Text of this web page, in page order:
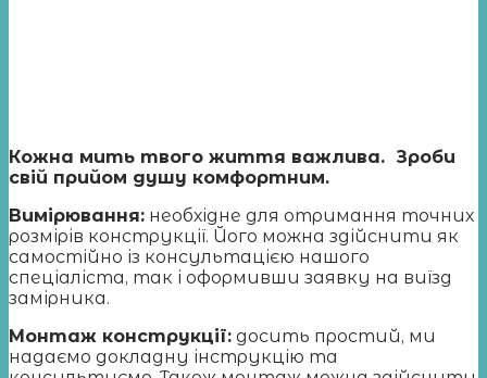
Кожна мить твого життя важлива. Зроби
свій прийом душу комфортним.
Вимірювання: необхідне для отримання точних
розмірів конструкції. Його можна здійснити як
самостійно із консультацією нашого
спеціаліста, так і оформивши заявку на виїзд
замірника.
Монтаж конструкції: досить простий, ми
надаємо докладну інструкцію та